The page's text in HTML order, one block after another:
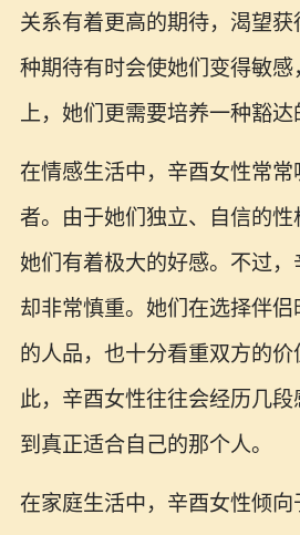
关系有着更高的期待，渴望
种期待有时会使她们变得敏
上，她们更需要培养一种豁达
在情感生活中，辛酉女性常
者。由于她们独立、自信的
她们有着极大的好感。不过
却非常慎重。她们在选择伴
的人品，也十分看重双方的价
此，辛酉女性往往会经历几
到真正适合自己的那个人。
在家庭生活中，辛酉女性倾